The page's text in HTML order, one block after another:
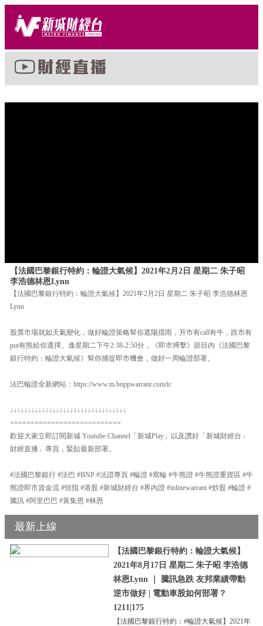
【法國巴黎銀行特約：輪證大氣候】2021年2月2日 星期二 朱子昭
李浩德林恩Lynn
【法國巴黎銀行特約：輪證大氣候】2021年2月2日 星期二 朱子昭 李浩德林恩
Lynn
股票市場就如天氣變化，做好輪證策略幫你遮陽擋雨，升市有call有牛，跌市有
put有熊給你選擇。逢星期二下午2:38-2:50分，《即市搏擊》節目內《法國巴黎
銀行特約：輪證大氣候》幫你捕捉即市機會，做好一周輪證部署。
法巴輪證全新網站：https://www.m.bnppwarrant.com/tc
↓↓↓↓↓↓↓↓↓↓↓↓↓↓↓↓↓↓↓↓↓↓↓↓↓↓↓↓↓↓↓↓↓
===========================
歡迎大家立即訂閱新城 Youtube Channel「新城Play」以及讚好「新城財經台 -
財經直播」專頁，緊貼最新部署。
#法國巴黎銀行 #法巴 #BNP #法證專頁 #輪證 #窩輪 #牛熊證 #牛熊證重貨區 #牛
熊證即市資金流 #恒指 #港股 #新城財經台 #界內證 #inlinewarrant #炒股 #輪證 #
騰訊 #阿里巴巴 #黃集恩 #林恩
最新上線
【法國巴黎銀行特約：輪證大氣候】
2021年8月17日 星期二 朱子昭 李浩德
林恩Lynn ｜ 騰訊急跌 友邦業績帶動
逆市做好 | 電動車股如何部署？
1211|175
【法國巴黎銀行特約：#輪證大氣候】2021年